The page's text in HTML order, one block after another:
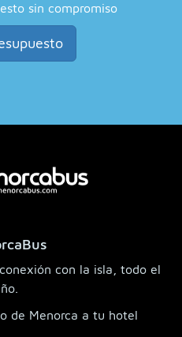
sin compromiso
con la isla, todo el
de Menorca a tu hotel